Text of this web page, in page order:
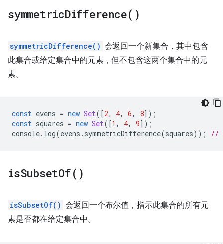
symmetricDifference( )
symmetricDifference() 会返回一个新集合，其中包含
此集合或给定集合中的元素，但不包含这两个集合中的元
素。
const evens = new Set([2, 4, 6, 8]);
const squares = new Set([1 , 4, 9]);
console. log(evens . symmetricDifference(squares)); //
isSubsetOf( )
isSubsetOf() 会返回一个布尔值，指示此集合的所有元
素是否都在给定集合中。